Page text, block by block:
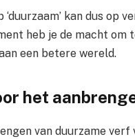
‘duurzaam’ kan dus op
heb je de macht om
een betere wereld.
het
van duurzame